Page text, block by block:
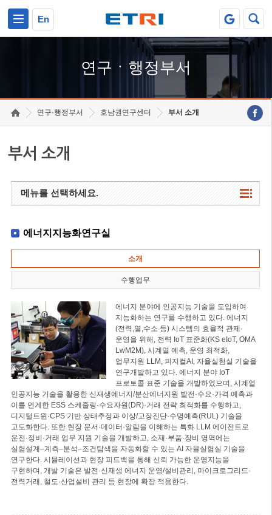
En
연구ㆍ행정부서
연구·행정부서 호남권연구센터 부서 소개
부서 소개
메뉴를 선택하세요.
에너지지능화연구실
소개
수행업무
에너지 분야에 인공지능 기술을 도입하여
지능화하는 연구를 수행하고 있다. 에너지
(전력,열,수소 등) 시스템의 효율적 관제·
운영을 위해, 전력 IoT 표준화(KS eIoT, OMA
LwM2M), 시계열 예측, 운영 최적화,
업무지원 LLM, 피지컬AI, 자율실험실 기술을
연구개발하고 있다. 에너지 분야 IoT
프로토콜 표준 기술을 개발하였으며, 시계열
인공지능 기술을 활용한 신재생에너지/분산에너지원 발전·수요·가격 예측과
이를 연계한 ESS 스케줄링·수요자원(DR)·거래 전략 최적화를 수행하고,
디지털트윈·CPS 기반 상태추정과 이상/고장진단·수명예측(RUL) 기술을
고도화한다. 또한 현장 문서·데이터·알람을 이해하는 특화 LLM 에이전트로
운전·정비·거래 업무 지원 기술을 개발하고, 소재·부품·장비 영역에는
실험설계–계측–분석–조건탐색을 자동화할 수 있는 AI 자율실험실 기술을
연구한다. 시뮬레이션과 현장 피드백을 통해 신뢰 가능한 운영지능을
구현하며, 개발 기술은 발전·신재생 에너지 운영/설비관리, 마이크로그리드·
전력거래, 철도·산업설비 관리 등 현장에 확장 적용한다.